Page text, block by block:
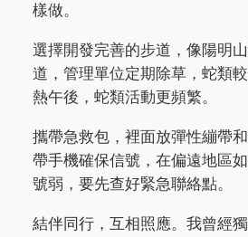
樣做。
選擇開發完善的步道，像陽明
道，管理單位定期除草，蛇類
熱午後，蛇類活動更頻繁。
攜帶急救包，裡面放彈性繃帶
帶手機確保信號，在偏遠地區
號弱，要先查好緊急聯絡點。
結伴同行，互相照應。我曾經